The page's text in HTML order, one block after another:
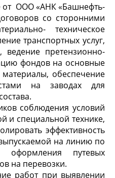
ООО «АНК «Башнефть-
со сторонними
техническое
транспортных услуг,
претензионно-
фондов на основные
обеспечение
на заводах для
соблюдения условий
и специальной технике,
эффективность
на линию по
оформления путевых
на перевозки.
работ при выявлении